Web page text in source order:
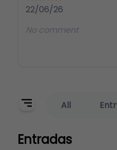
22/06/26
No comment
All
Entradas